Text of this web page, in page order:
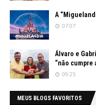
A
07:07
Álvaro e
“não cumpre
09:25
MEUS BLOGS FAVORITOS